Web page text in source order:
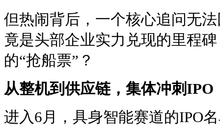
但热闹背后，一个核心追问无
竟是头部企业实力兑现的里程
的“抢船票”？
从整机到供应链，集体冲刺IPO
进入6月，具身智能赛道的IPO